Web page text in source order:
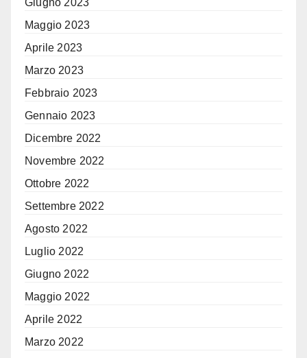
Maggio 2023
Aprile 2023
Marzo 2023
Febbraio 2023
Gennaio 2023
Dicembre 2022
Novembre 2022
Ottobre 2022
Settembre 2022
Agosto 2022
Luglio 2022
Giugno 2022
Maggio 2022
Aprile 2022
Marzo 2022